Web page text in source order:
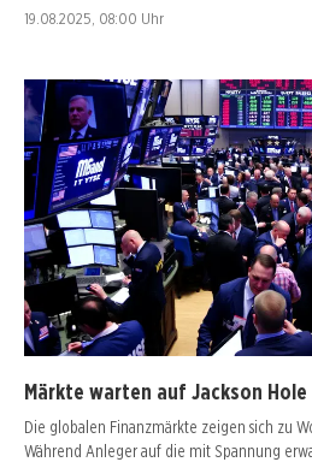
19.08.2025, 08:00 Uhr
Märkte warten auf Jackson Hole
Die globalen Finanzmärkte zeigen sich zu
Während Anleger auf die mit Spannung